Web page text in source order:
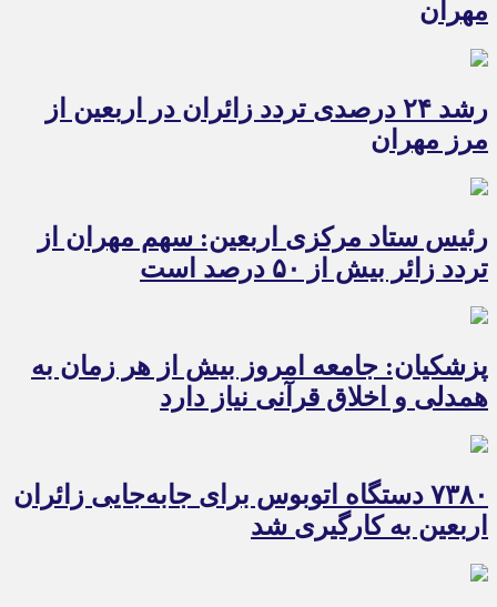
مهران
رشد ۲۴ درصدی تردد زائران در اربعین از
مرز مهران
رئیس ستاد مرکزی اربعین: سهم مهران از
تردد زائر بیش از ۵۰ درصد است
پزشکیان: جامعه امروز بیش از هر زمان به
همدلی و اخلاق قرآنی نیاز دارد
۷۳۸۰ دستگاه اتوبوس برای جابه‌جایی زائران
اربعین به‌ کارگیری شد